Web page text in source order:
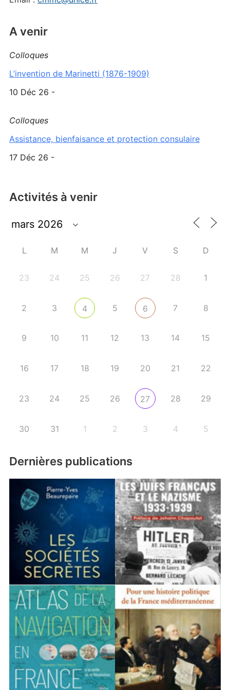
A venir
Colloques
L’invention de Marinetti (1876-1909)
10 Déc 26 -
Colloques
Assistance, bienfaisance et protection consulaire
17 Déc 26 -
Activités à venir
L M M J V S D
23 24 25 26 27 28 1
2 3 4 5 6 7 8
9 10 11 12 13 14 15
16 17 18 19 20 21 22
23 24 25 26 27 28 29
30 31 1 2 3 4 5
Dernières publications